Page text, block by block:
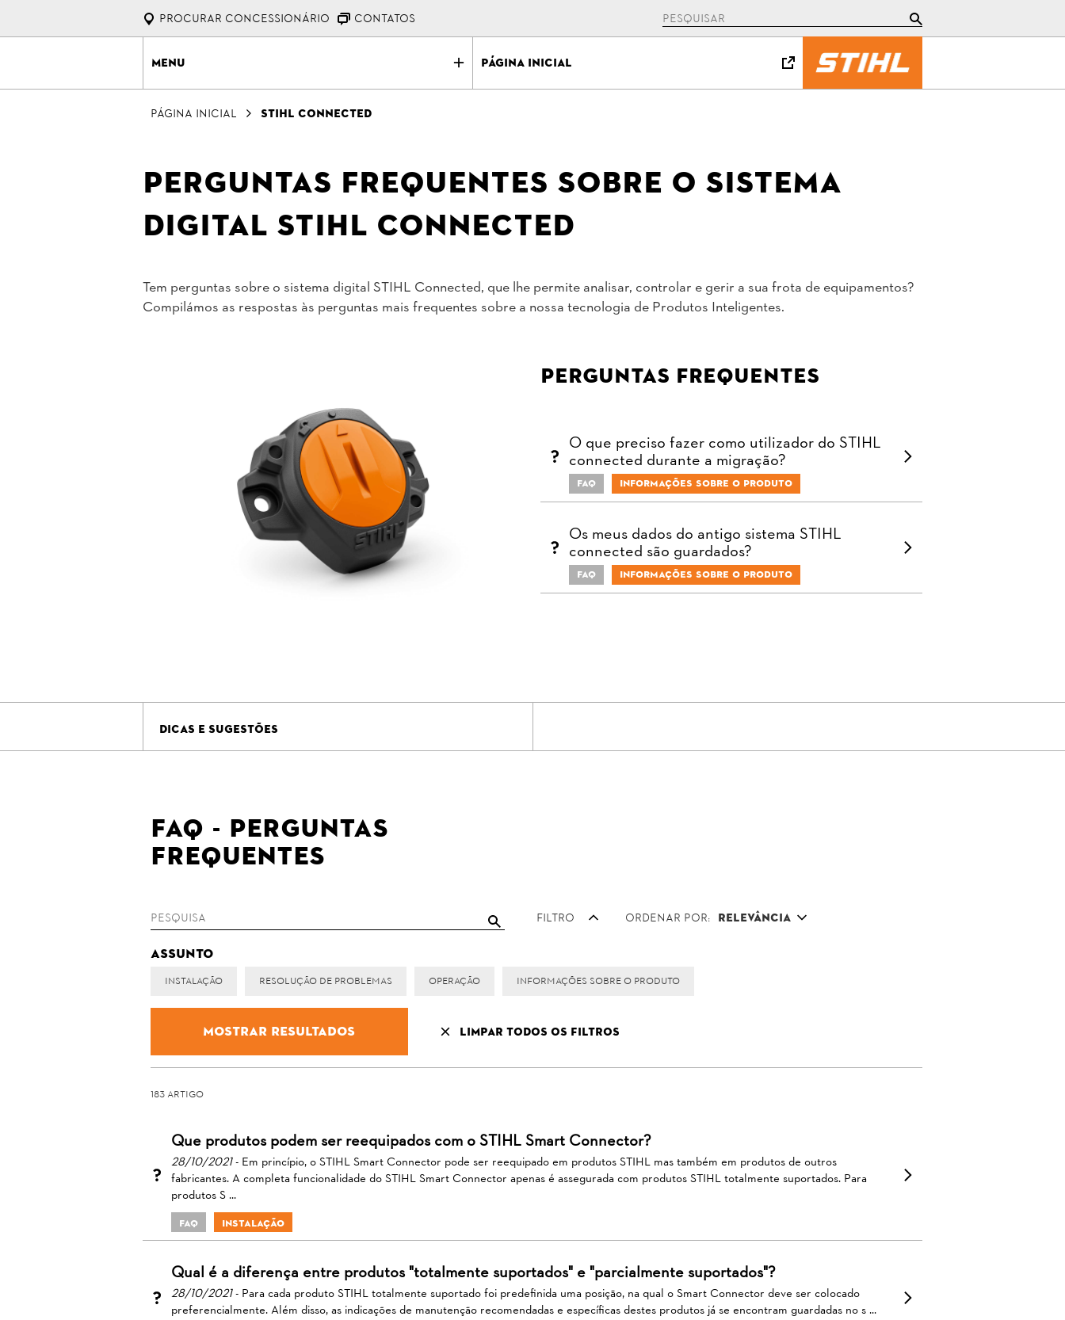
Procurar Concessionário CONTATOS
Menu Página Inicial
Página Inicial STIHL connected
Perguntas frequentes sobre o sistema
digital STIHL CONNECTED
Tem perguntas sobre o sistema digital STIHL Connected, que lhe permite analisar, controlar e gerir a sua frota de equipamentos?
Compilámos as respostas às perguntas mais frequentes sobre a nossa tecnologia de Produtos Inteligentes.
Perguntas frequentes
O que preciso fazer como utilizador do STIHL
connected durante a migração?
FAQ Informações sobre o produto
Os meus dados do antigo sistema STIHL
connected são guardados?
FAQ Informações sobre o produto
DICAS E SUGESTÕES
FAQ - Perguntas
Frequentes
Filtro Ordenar por: Relevância
Assunto
Instalação Resolução de Problemas Operação Informações sobre o produto
Mostrar resultados Limpar todos os filtros
183 Artigo
Que produtos podem ser reequipados com o STIHL Smart Connector?
28/10/2021- Em princípio, o STIHL Smart Connector pode ser reequipado em produtos STIHL mas também em produtos de outros
fabricantes. A completa funcionalidade do STIHL Smart Connector apenas é assegurada com produtos STIHL totalmente suportados. Para
produtos S ...
FAQ Instalação
Qual é a diferença entre produtos "totalmente suportados" e "parcialmente suportados"?
28/10/2021- Para cada produto STIHL totalmente suportado foi predefinida uma posição, na qual o Smart Connector deve ser colocado
preferencialmente. Além disso, as indicações de manutenção recomendadas e específicas destes produtos já se encontram guardadas no s ...